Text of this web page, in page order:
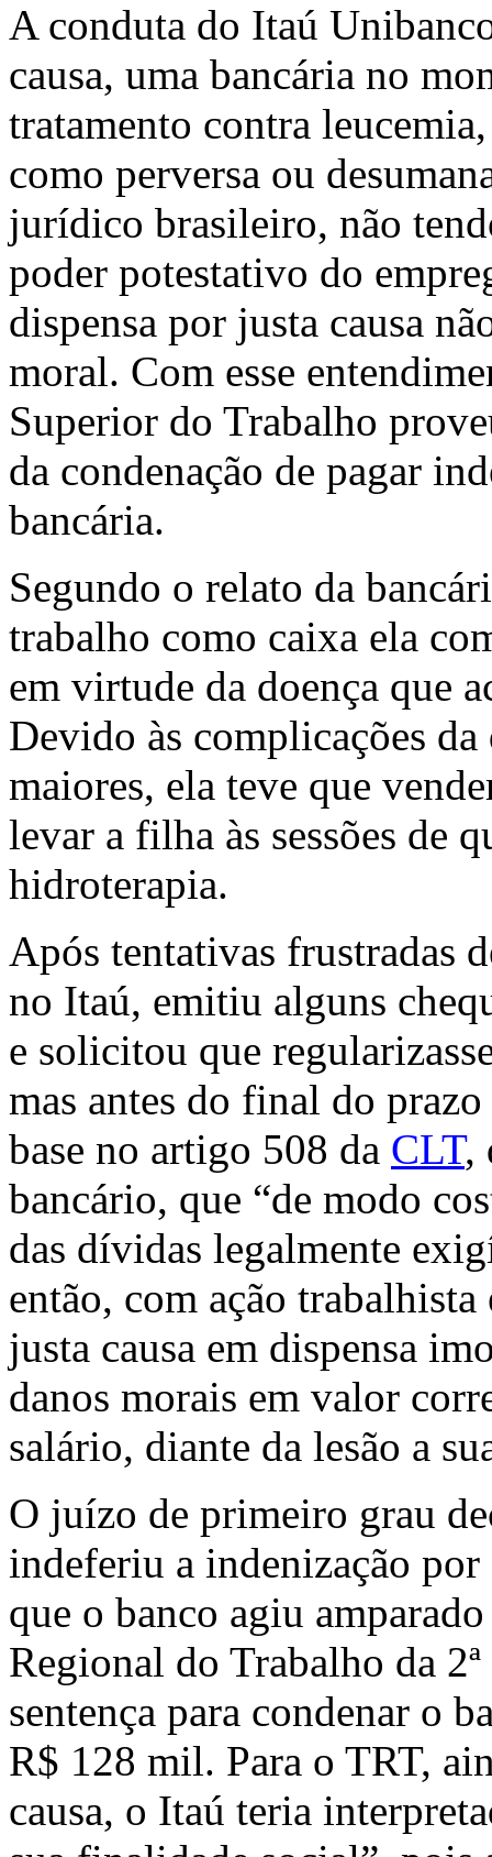
A conduta do Itaú
causa, uma bancária no
tratamento contra
como perversa ou
jurídico brasileiro, não
poder potestativo do
dispensa por justa causa
moral. Com esse
Superior do Trabalho
da condenação de pagar
bancária.
Segundo o relato da
trabalho como caixa ela
em virtude da doença que
Devido às complicações da
maiores, ela teve que
levar a filha às sessões de
hidroterapia.
Após tentativas frustradas
no Itaú, emitiu alguns
e solicitou que
mas antes do final do
base no artigo 508 da CLT,
bancário, que “de modo
das dívidas legalmente
então, com ação
justa causa em dispensa
danos morais em valor
salário, diante da lesão a
O juízo de primeiro grau
indeferiu a indenização
que o banco agiu
Regional do Trabalho da
sentença para condenar o
R$ 128 mil. Para o TRT,
causa, o Itaú teria